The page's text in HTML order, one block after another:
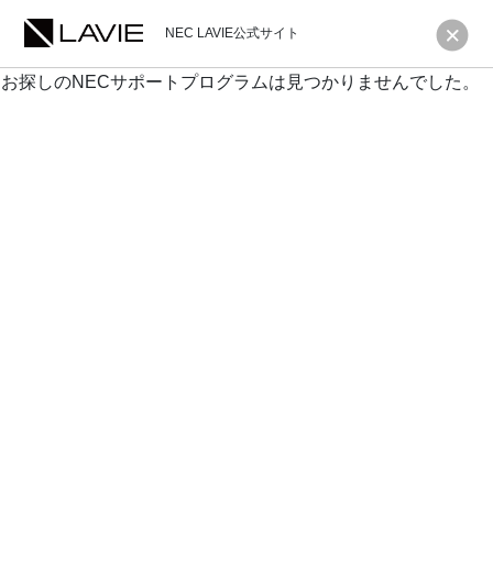
NEC LAVIE公式サイト
お探しのNECサポートプログラムは見つかりませんでした。